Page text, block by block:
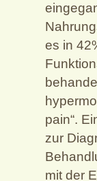
es in
pain“.
zur
mit der